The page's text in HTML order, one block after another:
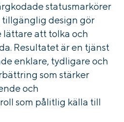
statusmarkörer
design gör
att tolka och
Resultatet är en tjänst
enklare, tydligare och
som stärker
och
som pålitlig källa till